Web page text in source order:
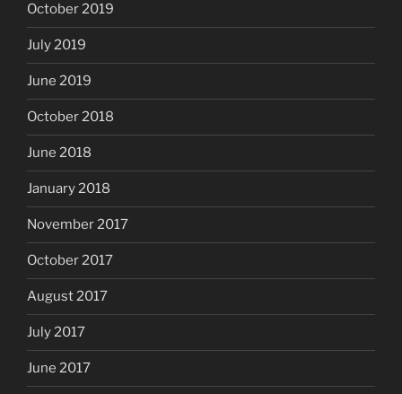
October 2019
July 2019
June 2019
October 2018
June 2018
January 2018
November 2017
October 2017
August 2017
July 2017
June 2017